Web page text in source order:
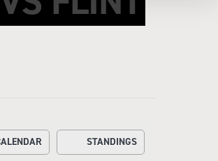
STANDINGS